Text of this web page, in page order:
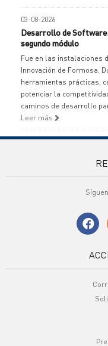
03-08-2026
Desarrollo de
segundo módulo
Fue en las instalaciones
Innovación de Formosa.
herramientas prácticas,
potenciar la
caminos de desarrollo
Leer más